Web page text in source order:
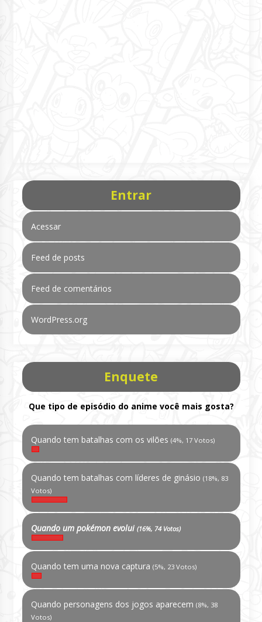
Entrar
Acessar
Feed de posts
Feed de comentários
WordPress.org
Enquete
Que tipo de episódio do anime você mais gosta?
Quando tem batalhas com os vilões (4%, 17 Votos)
Quando tem batalhas com líderes de ginásio (18%, 83
Votos)
Quando um pokémon evolui (16%, 74 Votos)
Quando tem uma nova captura (5%, 23 Votos)
Quando personagens dos jogos aparecem (8%, 38
Votos)